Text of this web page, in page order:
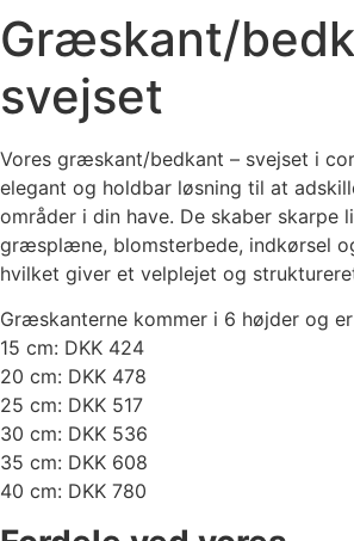
Græskant/
svejset
Vores græskant/bedkant – svejset i
elegant og holdbar løsning til at
områder i din have. De skaber skarpe
græsplæne, blomsterbede, indkørsel
hvilket giver et velplejet og
Græskanterne kommer i 6 højder og
15 cm: DKK 424
20 cm: DKK 478
25 cm: DKK 517
30 cm: DKK 536
35 cm: DKK 608
40 cm: DKK 780